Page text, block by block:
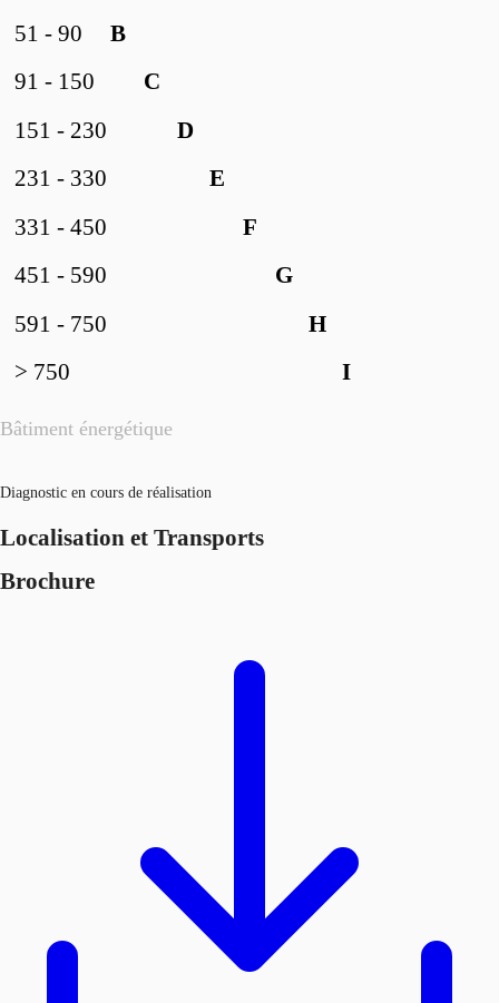
Bâtiment énergétique
B
51 - 90
C
91 - 150
D
151 - 230
E
231 - 330
F
331 - 450
G
451 - 590
H
591 - 750
I
> 750
Diagnostic en cours de réalisation
Localisation et Transports
Brochure